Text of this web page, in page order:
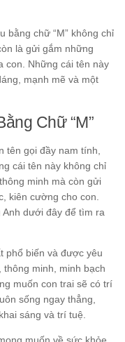
bằng chữ “M” không chỉ
là gửi gắm những
con. Những cái tên này
mạnh mẽ và một
Chữ “M”
tên gọi đầy nam tính,
cái tên này không chỉ
minh mà còn gửi
kiên cường cho con.
Anh dưới đây để tìm ra
phổ biến và được yêu
thông minh, minh bạch
muốn con trai sẽ có trí
sống ngay thẳng,
sáng và trí tuệ.